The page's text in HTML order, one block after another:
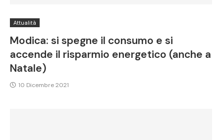
Attualità
Modica: si spegne il consumo e si
accende il risparmio energetico (anche a
Natale)
10 Dicembre 2021